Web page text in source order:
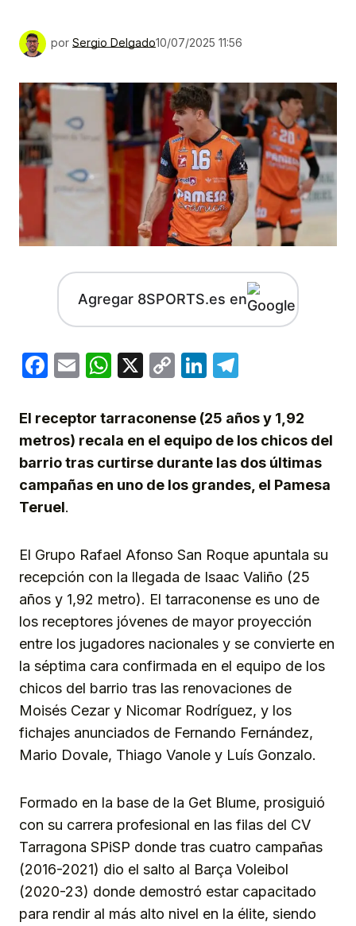
por Sergio Delgado10/07/2025 11:56
Agregar 8SPORTS.es en
Facebook
EmailWhatsApp
X
CopyLinkedIn
El receptor tarraconense (25 años y 1,92
metros) recala en el equipo de los chicos del
barrio tras curtirse durante las dos últimas
campañas en uno de los grandes, el Pamesa
Teruel.
El Grupo Rafael Afonso San Roque apuntala su
recepción con la llegada de Isaac Valiño (25
años y 1,92 metro). El tarraconense es uno de
los receptores jóvenes de mayor proyección
entre los jugadores nacionales y se convierte en
la séptima cara confirmada en el equipo de los
chicos del barrio tras las renovaciones de
Moisés Cezar y Nicomar Rodríguez, y los
fichajes anunciados de Fernando Fernández,
Mario Dovale, Thiago Vanole y Luís Gonzalo.
Formado en la base de la Get Blume, prosiguió
con su carrera profesional en las filas del CV
Tarragona SPiSP donde tras cuatro campañas
(2016-2021) dio el salto al Barça Voleibol
(2020-23) donde demostró estar capacitado
para rendir al más alto nivel en la élite, siendo